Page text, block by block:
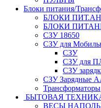
Блоки питания/
БЛОКИ
БЛОКИ
СЗУ 18650
СЗУ для
СЗУ
СЗУ для
СЗУ
СЗУ Зарядные
Трансформаторы
БЫТОВАЯ
ВЕСЫ